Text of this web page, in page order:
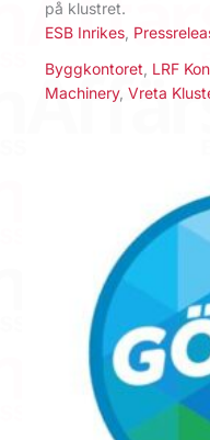
på klustret.
ESB Inrikes
Byggkontoret LRF
Machinery, Vreta